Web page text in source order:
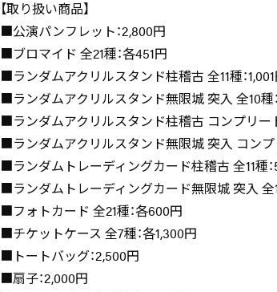
【取り扱い商品】
■公演パンフレット：2,800円
■ブロマイド 全21種：各451円
■ランダムアクリルスタンド柱稽古 全11種：
■ランダムアクリルスタンド無限城 突入 全10種
■ランダムアクリルスタンド柱稽古 コンプリ
■ランダムアクリルスタンド無限城 突入 コン
■ランダムトレーディングカード柱稽古 全11種
■ランダムトレーディングカード無限城 突入 全
■フォトカード 全21種：各600円
■チケットケース 全7種：各1,300円
■トートバッグ：2,500円
■扇子：2,000円